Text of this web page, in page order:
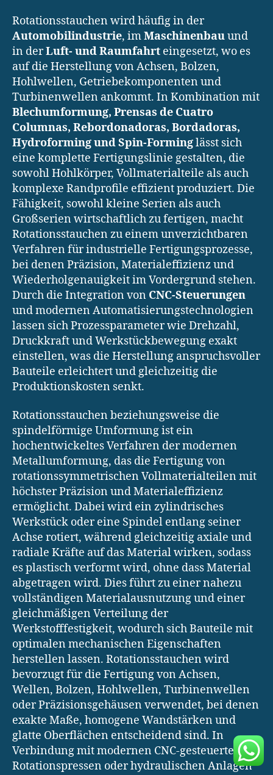
Rotationsstauchen wird häufig in der
Automobilindustrie, imMaschinenbauund
in derLuft- und Raumfahrt eingesetzt, wo es
auf die Herstellung von Achsen, Bolzen,
Hohlwellen, Getriebekomponenten und
Turbinenwellen ankommt. In Kombination mit
Blechumformung, Prensas de Cuatro
Columnas, Rebordonadoras, Bordadoras,
Hydroforming und Spin-Forminglässt sich
eine komplette Fertigungslinie gestalten, die
sowohl Hohlkörper, Vollmaterialteile als auch
komplexe Randprofile effizient produziert. Die
Fähigkeit, sowohl kleine Serien als auch
Großserien wirtschaftlich zu fertigen, macht
Rotationsstauchen zu einem unverzichtbaren
Verfahren für industrielle Fertigungsprozesse,
bei denen Präzision, Materialeffizienz und
Wiederholgenauigkeit im Vordergrund stehen.
Durch die Integration von CNC-Steuerungen
und modernen Automatisierungstechnologien
lassen sich Prozessparameter wie Drehzahl,
Druckkraft und Werkstückbewegung exakt
einstellen, was die Herstellung anspruchsvoller
Bauteile erleichtert und gleichzeitig die
Produktionskosten senkt.
Rotationsstauchen beziehungsweise die
spindelförmige Umformung ist ein
hochentwickeltes Verfahren der modernen
Metallumformung, das die Fertigung von
rotationssymmetrischen Vollmaterialteilen mit
höchster Präzision und Materialeffizienz
ermöglicht. Dabei wird ein zylindrisches
Werkstück oder eine Spindel entlang seiner
Achse rotiert, während gleichzeitig axiale und
radiale Kräfte auf das Material wirken, sodass
es plastisch verformt wird, ohne dass Material
abgetragen wird. Dies führt zu einer nahezu
vollständigen Materialausnutzung und einer
gleichmäßigen Verteilung der
Werkstofffestigkeit, wodurch sich Bauteile mit
optimalen mechanischen Eigenschaften
herstellen lassen. Rotationsstauchen wird
bevorzugt für die Fertigung von Achsen,
Wellen, Bolzen, Hohlwellen, Turbinenwellen
oder Präzisionsgehäusen verwendet, bei denen
exakte Maße, homogene Wandstärken und
glatte Oberflächen entscheidend sind. In
Verbindung mit modernen CNC-gesteuerten
Rotationspressen oder hydraulischen Anlagen